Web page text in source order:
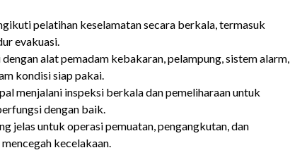
pelatihan keselamatan secara berkala, termasuk
evakuasi.
alat pemadam kebakaran, pelampung, sistem alarm,
kondisi siap pakai.
menjalani inspeksi berkala dan pemeliharaan untuk
dengan baik.
jelas untuk operasi pemuatan, pengangkutan, dan
kecelakaan.